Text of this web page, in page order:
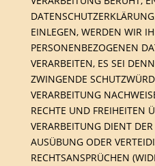
EINLEGEN, WERDEN WIR
PERSONENBEZOGENEN
VERARBEITEN, ES SEI
ZWINGENDE
VERARBEITUNG
RECHTE UND FREIHEITEN
VERARBEITUNG DIENT
AUSÜBUNG ODER
RECHTSANSPRÜCHEN